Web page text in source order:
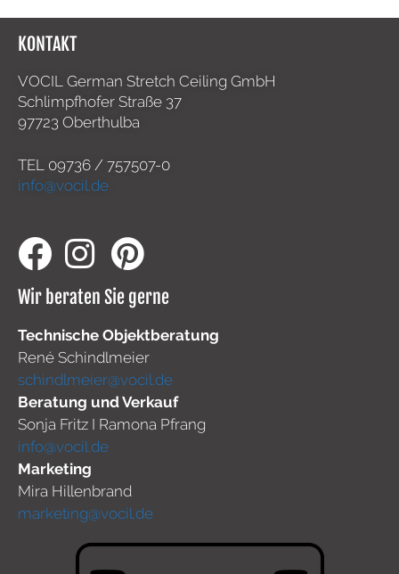
KONTAKT
VOCIL German Stretch Ceiling GmbH
Schlimpfhofer Straße 37
97723 Oberthulba
TEL 09736 / 757507-0
info@vocil.de
Wir beraten Sie gerne
Technische Objektberatung
René Schindlmeier
schindlmeier@vocil.de
Beratung und Verkauf
Sonja Fritz I Ramona Pfrang
info@vocil.de
Marketing
Mira Hillenbrand
marketing@vocil.de